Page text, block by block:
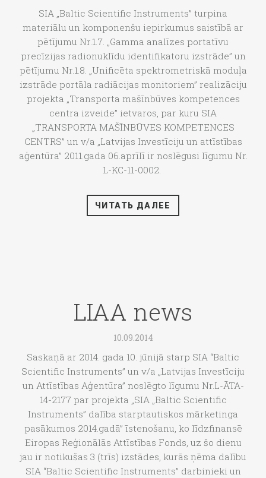
SIA „Baltic Scientific Instruments” turpina
materiālu un komponenšu iepirkumus saistībā ar
pētījumu Nr.1.7. „Gamma analīzes portatīvu
precīzijas radionuklīdu identifikatoru izstrāde” un
pētījumu Nr.1.8. „Unificēta spektrometriskā moduļa
izstrāde portāla radiācijas monitoriem” realizāciju
projekta „Transporta mašīnbūves kompetences
centra izveide” ietvaros, par kuru SIA
„TRANSPORTA MAŠĪNBŪVES KOMPETENCES
CENTRS” un v/a „Latvijas Investīciju un attīstības
aģentūra” 2011.gada 06.aprīlī ir noslēgusi līgumu Nr.
L-KC-11-0002.
ЧИТАТЬ ДАЛЕЕ
LIAA news
10.09.2014
Saskaņā ar 2014. gada 10. jūnijā starp SIA “Baltic
Scientific Instruments” un v/a „Latvijas Investīciju
un Attīstības Aģentūra” noslēgto līgumu Nr.L-ĀTA-
14-2177 par projekta „SIA „Baltic Scientific
Instruments” dalība starptautiskos mārketinga
pasākumos 2014.gadā” īstenošanu, ko līdzfinansē
Eiropas Reģionālās Attīstības Fonds, uz šo dienu
jau ir notikušas 3 (trīs) izstādes, kurās ņēma dalību
SIA “Baltic Scientific Instruments” darbinieki un